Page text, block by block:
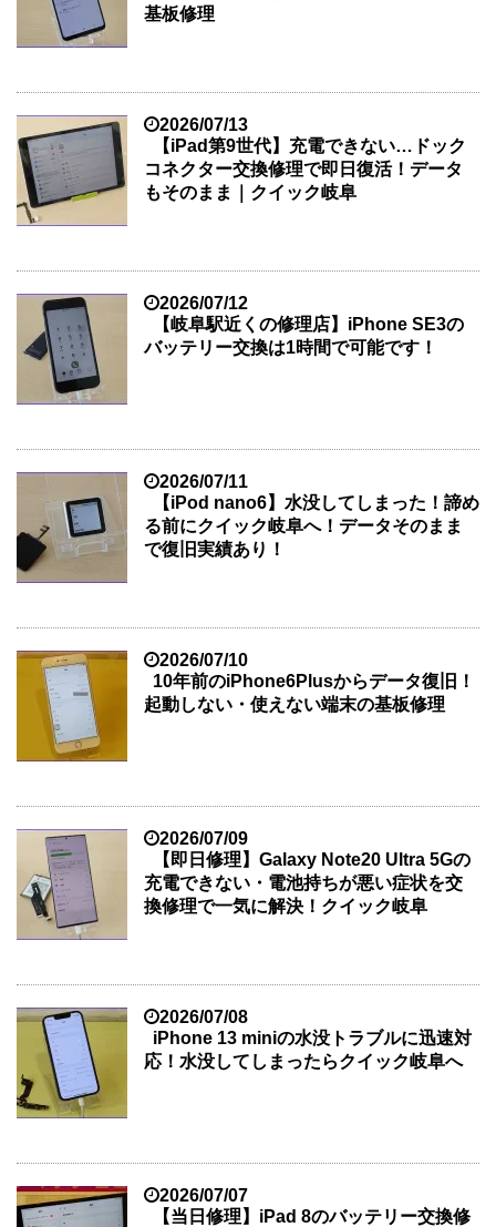
基板修理
2026/07/13
【iPad第9世代】充電できない…ドック
コネクター交換修理で即日復活！データ
もそのまま｜クイック岐阜
2026/07/12
【岐阜駅近くの修理店】iPhone SE3の
バッテリー交換は1時間で可能です！
2026/07/11
【iPod nano6】水没してしまった！諦め
る前にクイック岐阜へ！データそのまま
で復旧実績あり！
2026/07/10
10年前のiPhone6Plusからデータ復旧！
起動しない・使えない端末の基板修理
2026/07/09
【即日修理】Galaxy Note20 Ultra 5Gの
充電できない・電池持ちが悪い症状を交
換修理で一気に解決！クイック岐阜
2026/07/08
iPhone 13 miniの水没トラブルに迅速対
応！水没してしまったらクイック岐阜へ
2026/07/07
【当日修理】iPad 8のバッテリー交換修